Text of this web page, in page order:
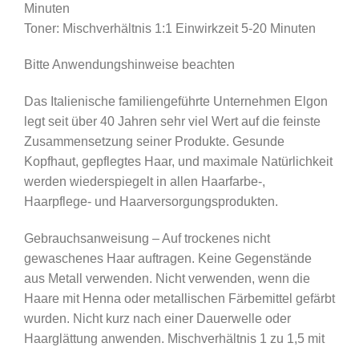
Minuten
Toner: Mischverhältnis 1:1 Einwirkzeit 5-20 Minuten
Bitte Anwendungshinweise beachten
Das Italienische familiengeführte Unternehmen Elgon
legt seit über 40 Jahren sehr viel Wert auf die feinste
Zusammensetzung seiner Produkte. Gesunde
Kopfhaut, gepflegtes Haar, und maximale Natürlichkeit
werden wiederspiegelt in allen Haarfarbe-,
Haarpflege- und Haarversorgungsprodukten.
Gebrauchsanweisung – Auf trockenes nicht
gewaschenes Haar auftragen. Keine Gegenstände
aus Metall verwenden. Nicht verwenden, wenn die
Haare mit Henna oder metallischen Färbemittel gefärbt
wurden. Nicht kurz nach einer Dauerwelle oder
Haarglättung anwenden. Mischverhältnis 1 zu 1,5 mit